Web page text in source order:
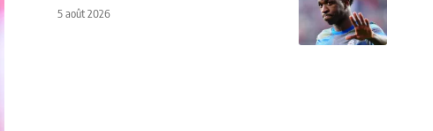
5 août 2026